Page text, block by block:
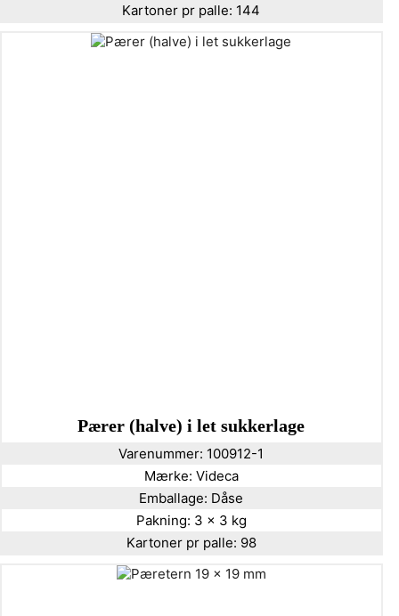
Kartoner pr palle: 144
Pærer (halve) i let sukkerlage
Varenummer: 100912-1
Mærke: Videca
Emballage: Dåse
Pakning: 3 x 3 kg
Kartoner pr palle: 98